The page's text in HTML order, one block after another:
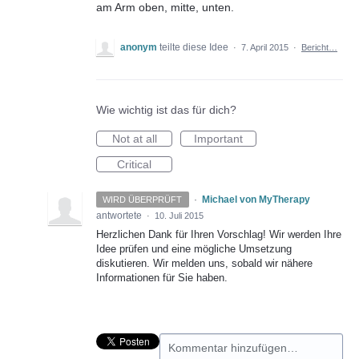
am Arm oben, mitte, unten.
anonym teilte diese Idee · 7. April 2015 · Bericht…
Wie wichtig ist das für dich?
Not at all
Important
Critical
WIRD ÜBERPRÜFT ·
Michael von MyTherapy
antwortete
· 10. Juli 2015
Herzlichen Dank für Ihren Vorschlag! Wir werden Ihre
Idee prüfen und eine mögliche Umsetzung
diskutieren. Wir melden uns, sobald wir nähere
Informationen für Sie haben.
Kommentar hinzufügen…